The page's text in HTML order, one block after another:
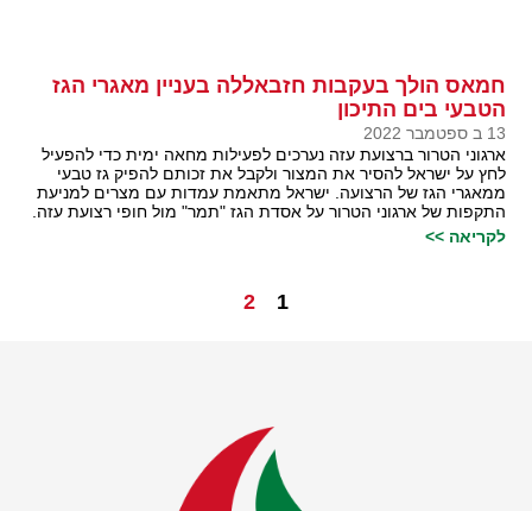
חמאס הולך בעקבות חזבאללה בעניין מאגרי הגז
הטבעי בים התיכון
13 ב ספטמבר 2022
ארגוני הטרור ברצועת עזה נערכים לפעילות מחאה ימית כדי להפעיל
לחץ על ישראל להסיר את המצור ולקבל את זכותם להפיק גז טבעי
ממאגרי הגז של הרצועה. ישראל מתאמת עמדות עם מצרים למניעת
התקפות של ארגוני הטרור על אסדת הגז "תמר" מול חופי רצועת עזה.
לקריאה >>
1
2